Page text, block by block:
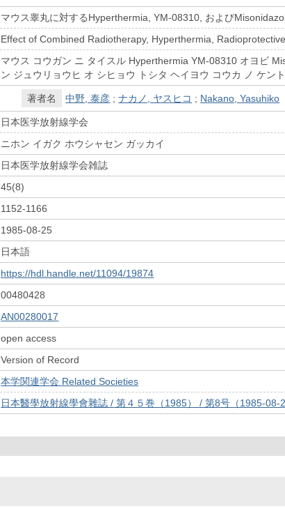
マウス睾丸に対するHyperthermia, YM-08310, および
Effect of Combined Radiotherapy, Hyperthermia,
マウス コウガン ニ タイスル Hyperthermia YM-08310 オヨビ
ン ジュウリョウヒ オ シヒョウ トシタ ヘイヨウ コウカ ノ ケン
著者名 中野, 泰彦 ;ナカノ, ヤスヒコ ; Nakano, Yasuhiko
日本医学放射線学会
ニホン イガク ホウシャセン ガッカイ
日本医学放射線学会雑誌
45(8)
1152-1166
1985-08-25
日本語
https://hdl.handle.net/11094/19874
00480428
AN00280017
open access
Version of Record
本学関連学会 Related Societies
日本醫學放射線學會雜誌 / 第４５巻（1985） / 第8号（1985-08-